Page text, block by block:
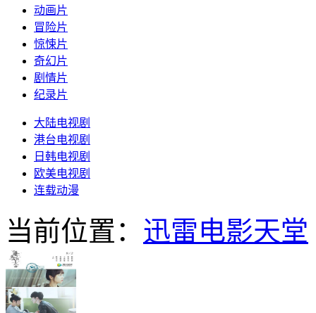
动画片
冒险片
惊悚片
奇幻片
剧情片
纪录片
大陆电视剧
港台电视剧
日韩电视剧
欧美电视剧
连载动漫
当前位置： 迅雷电影天堂